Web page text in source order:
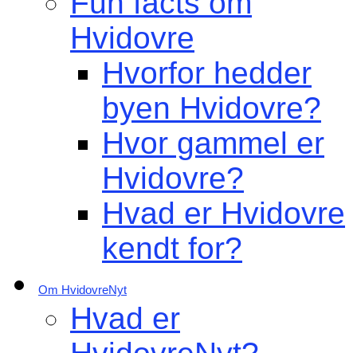
Hvidovre
Hvorfor hedder
byen Hvidovre?
Hvor gammel er
Hvidovre?
Hvad er Hvidovre
kendt for?
Om HvidovreNyt
Hvad er